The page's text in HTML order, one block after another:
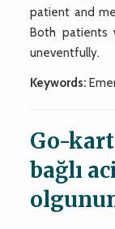
patient and
Both patients
uneventfully.
Keywords:
Go-
bağlı